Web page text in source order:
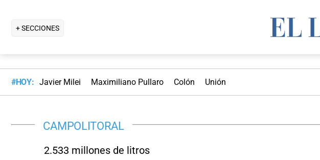
+ SECCIONES
#HOY: Javier Milei Maximiliano Pullaro Colón Unión
CAMPOLITORAL
2.533 millones de litros